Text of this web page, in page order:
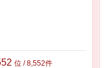
位 / 8,552件